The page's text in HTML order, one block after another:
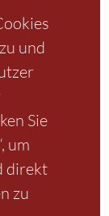
und
Sie
um
direkt
zu
Wehlen
Wellness